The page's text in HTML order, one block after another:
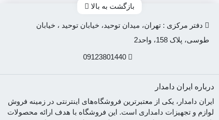
بازگشت به بالا
دفتر مرکزی : تهران، میدان توحید، خیابان توحید ، خیابان
طوسی، پلاک 158، واحد2
09123801440
درباره ایران دامدار
ایران دامدار، یکی از معتبرترین فروشگاه‌های اینترنتی در زمینه فروش
لوازم و تجهیزات دامداری است. این فروشگاه با هدف ارائه محصولات